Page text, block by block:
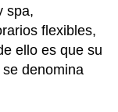
spa,
flexibles,
ello es que su
denomina